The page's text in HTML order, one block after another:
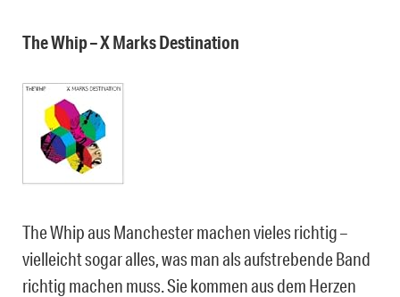
The Whip – X Marks Destination
The Whip aus Manchester machen vieles richtig –
vielleicht sogar alles, was man als aufstrebende Band
richtig machen muss. Sie kommen aus dem Herzen